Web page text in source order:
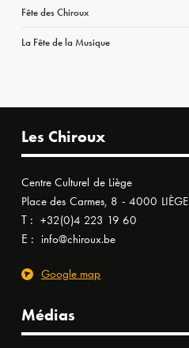
Fête des Chiroux
La Fête de la Musique
Les Chiroux
Centre Culturel de Liège
Place des Carmes, 8 - 4000 LIÈGE
T : +32(0)4 223 19 60
E : info@chiroux.be
Google map
Médias